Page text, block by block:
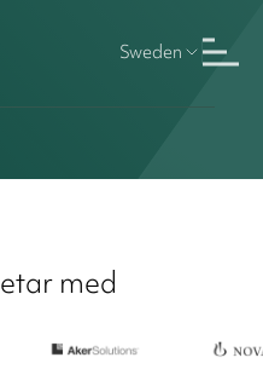
Sweden
med